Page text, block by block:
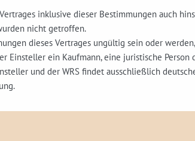
inklusive dieser Bestimmungen auch
nicht getroffen.
dieses Vertrages ungültig sein oder
Einsteller ein Kaufmann, eine juristische
und der WRS findet ausschließlich